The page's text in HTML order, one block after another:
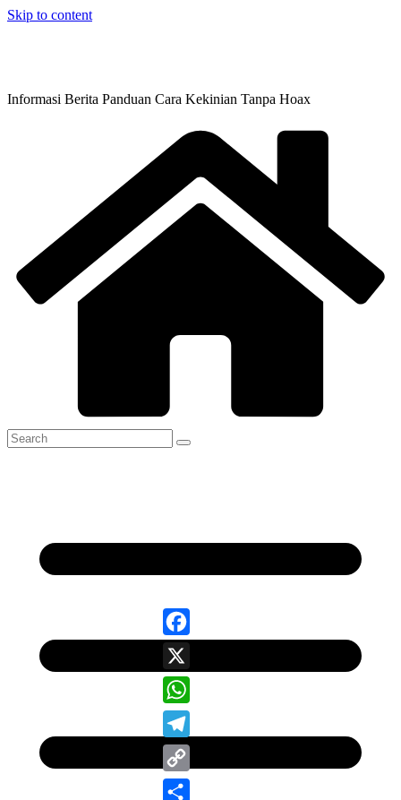
Skip to content
Informasi Berita Panduan Cara Kekinian Tanpa Hoax
Facebook
X
WhatsApp
Telegram
Copy